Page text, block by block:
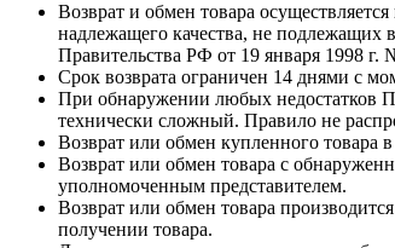
Возврат и обмен товара
надлежащего качества, не подлежащих
Правительства РФ от 19 января 1998 г.
Срок возврата ограничен 14 днями с
При обнаружении любых недостатков
технически сложный. Правило не
Возврат или обмен купленного товара
Возврат или обмен товара с
уполномоченным представителем.
Возврат или обмен товара
получении товара.